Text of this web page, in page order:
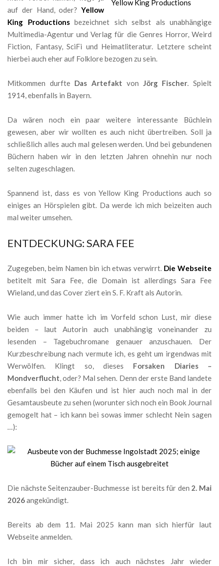
auf der Hand, oder? Yellow
King Productionsbezeichnet sich selbst als unabhängige
Multimedia-Agentur und Verlag für die Genres Horror, Weird
Fiction, Fantasy, SciFi und Heimatliteratur. Letztere scheint
hierbei auch eher auf Folklore bezogen zu sein.
Mitkommen durfte Das Artefakt von Jörg Fischer . Spielt
1914, ebenfalls in Bayern.
Da wären noch ein paar weitere interessante Büchlein
gewesen, aber wir wollten es auch nicht übertreiben. Soll ja
schließlich alles auch mal gelesen werden. Und bei gebundenen
Büchern haben wir in den letzten Jahren ohnehin nur noch
selten zugeschlagen.
Spannend ist, dass es von Yellow King Productions auch so
einiges an Hörspielen gibt. Da werde ich mich beizeiten auch
mal weiter umsehen.
ENTDECKUNG: SARA FEE
Zugegeben, beim Namen bin ich etwas verwirrt. Die Webseite
betitelt mit Sara Fee, die Domain ist allerdings Sara Fee
Wieland, und das Cover ziert ein S. F. Kraft als Autorin.
Wie auch immer hatte ich im Vorfeld schon Lust, mir diese
beiden – laut Autorin auch unabhängig voneinander zu
lesenden – Tagebuchromane genauer anzuschauen. Der
Kurzbeschreibung nach vermute ich, es geht um irgendwas mit
Werwölfen. Klingt so, dieses Forsaken Diaries –
Mondverflucht , oder? Mal sehen. Denn der erste Band landete
ebenfalls bei den Käufen und ist hier auch noch mal in der
Gesamtausbeute zu sehen (worunter sich noch ein Book Journal
gemogelt hat – ich kann bei sowas immer schlecht Nein sagen
…):
Die nächste Seitenzauber-Buchmesse ist bereits für den 2. Mai
2026angekündigt.
Bereits ab dem 11. Mai 2025 kann man sich hierfür laut
Webseite anmelden.
Ich bin mir sicher, dass ich auch nächstes Jahr wieder